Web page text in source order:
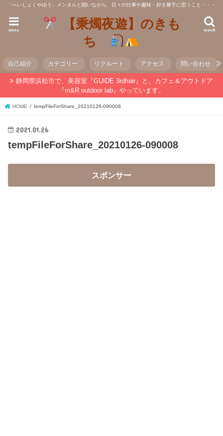
「へいしょくやゆう」メンタルと闘いながら、日々の仕事や趣味・好き勝手に思うこと・・・
【秉燭夜遊】のきも
ち
search
menu
自己紹介 カテゴリー リクルート アクセス 問い合わせ
静岡県浜松市で、美容室『GUIDE 3rdhair』と、カフェ＆アウトドア
『m&R outdoor lab』やっています。
HOME tempFileForShare_20210126-090008
2021.01.26
tempFileForShare_20210126-090008
スポンサー